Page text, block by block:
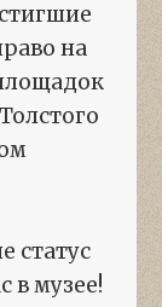
на
статус
в музее!